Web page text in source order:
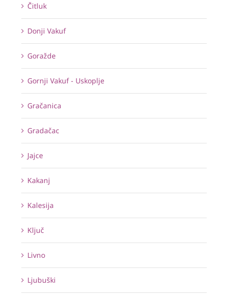
Čitluk
Donji Vakuf
Goražde
Gornji Vakuf - Uskoplje
Gračanica
Gradačac
Jajce
Kakanj
Kalesija
Ključ
Livno
Ljubuški